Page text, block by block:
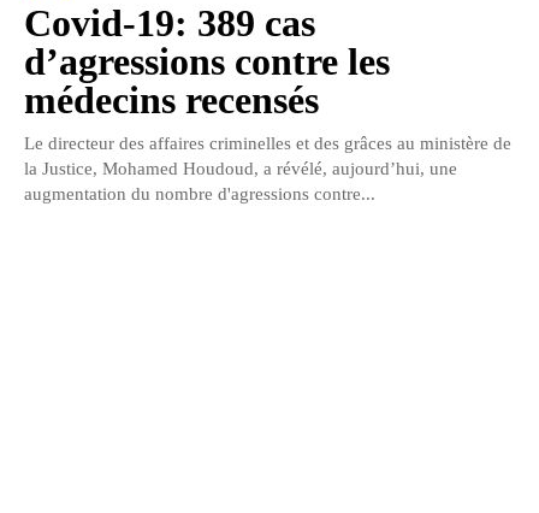
Covid-19: 389 cas
d’agressions contre les
médecins recensés
Le directeur des affaires criminelles et des grâces au ministère de
la Justice, Mohamed Houdoud, a révélé, aujourd’hui, une
augmentation du nombre d'agressions contre...